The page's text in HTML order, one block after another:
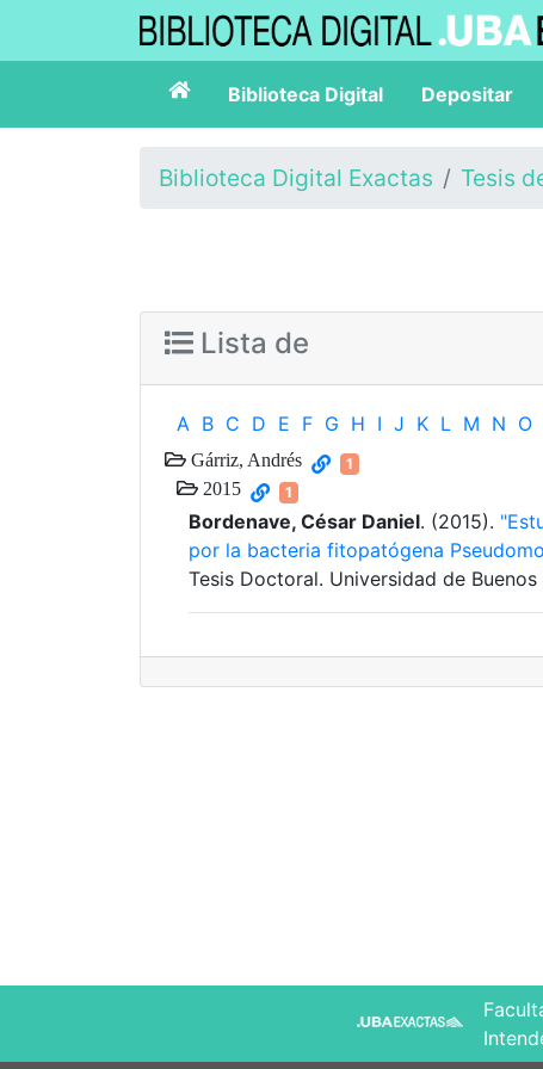
Biblioteca Digital Depositar
Biblioteca Digital Exactas Tesis
Lista de
A B C D E F G H I J K L M N O
Gárriz, Andrés 1
2015 1
Bordenave, César Daniel. (2015).
por la bacteria fitopatógena
Tesis Doctoral. Universidad de